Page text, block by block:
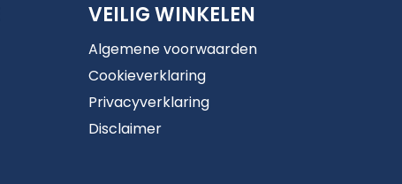
VEILIG WINKELEN
Algemene voorwaarden
Cookieverklaring
Privacyverklaring
Disclaimer